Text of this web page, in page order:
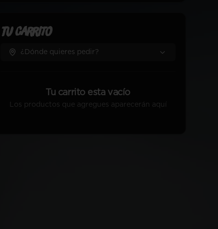
Tu Carrito
¿Dónde quieres pedir?
Tu carrito esta vacío
Los productos que agregues aparecerán aquí